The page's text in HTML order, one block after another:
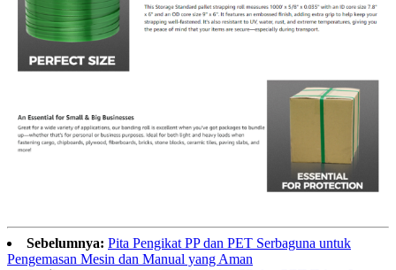
Sebelumnya: Pita Pengikat PP dan PET Serbaguna untuk
Pengemasan Mesin dan Manual yang Aman